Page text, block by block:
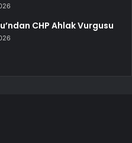
CHP Ahlak Vurgusu